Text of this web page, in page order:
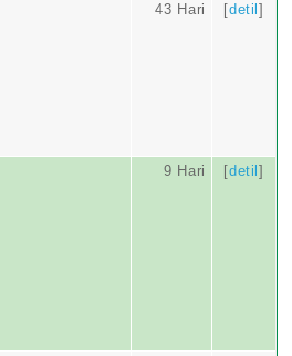
43 Hari [detil]
9 Hari [detil]